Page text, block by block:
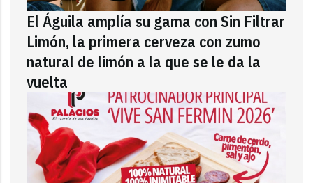
El Águila amplía su gama con Sin Filtrar
Limón, la primera cerveza con zumo
natural de limón a la que se le da la
vuelta